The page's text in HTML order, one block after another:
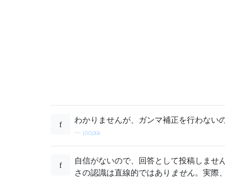
わかりませんが、ガンマ補正を行わない
joojaa
自信がないので、回答として投稿しませ
さの認識は直線的ではあり ません。実際